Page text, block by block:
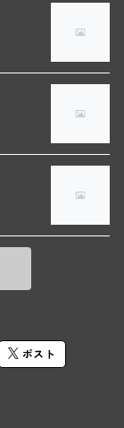
シェ)
ポスト